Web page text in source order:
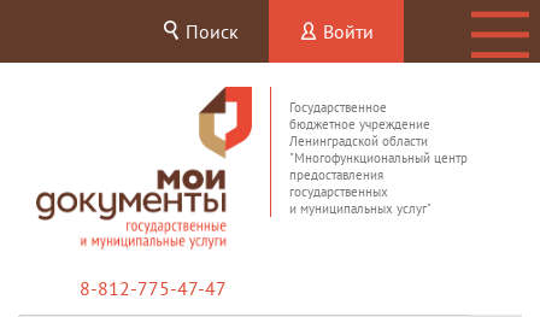
Поиск Войти
Государственное
бюджетное учреждение
Ленинградской области
"Многофункциональный центр
предоставления
государственных
и муниципальных услуг"
8-812-775-47-47